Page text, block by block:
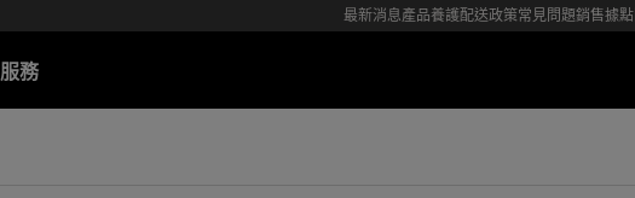
最新消息產品養護配送政策常見問題銷售據點
服務